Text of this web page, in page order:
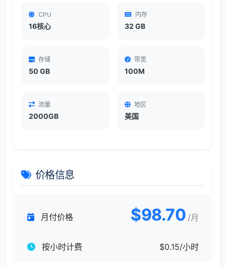
CPU
16核心
内存
32 GB
存储
50 GB
带宽
100M
流量
2000GB
地区
美国
价格信息
月付价格 $98.70 /月
按小时计费 $0.15/小时